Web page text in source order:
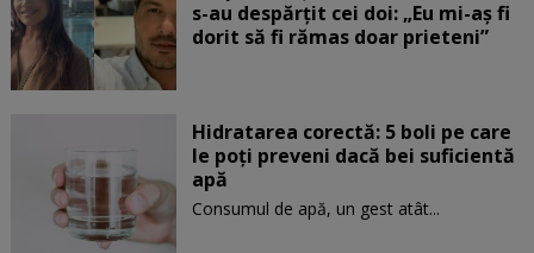
s-au despărțit cei doi: „Eu mi-aș fi
dorit să fi rămas doar prieteni”
Hidratarea corectă: 5 boli pe care
le poți preveni dacă bei suficientă
apă
Consumul de apă, un gest atât...